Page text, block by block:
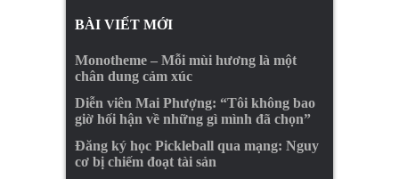
BÀI VIẾT MỚI
Monotheme – Mỗi mùi hương là một
chân dung cảm xúc
Diễn viên Mai Phượng: “Tôi không bao
giờ hối hận về những gì mình đã chọn”
Đăng ký học Pickleball qua mạng: Nguy
cơ bị chiếm đoạt tài sản